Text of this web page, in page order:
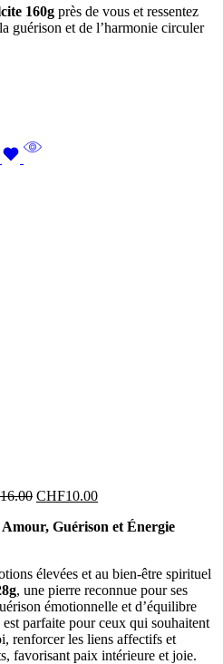
160g près de vous et ressentez
guérison et de l’harmonie circuler
16.00 CHF10.00
Guérison et Énergie
élevées et au bien-être spirituel
, une pierre reconnue pour ses
émotionnelle et d’équilibre
parfaite pour ceux qui souhaitent
renforcer les liens affectifs et
favorisant paix intérieure et joie.